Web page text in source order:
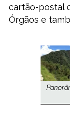
cartão-postal
Órgãos e